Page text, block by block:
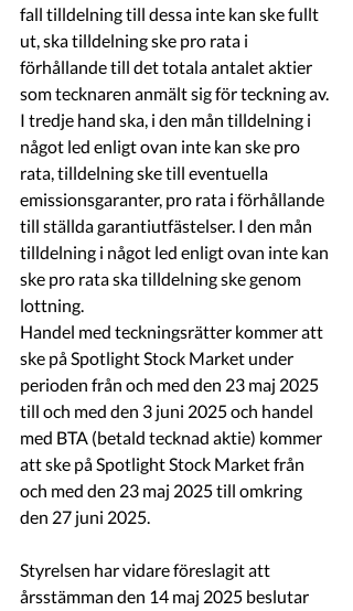
fall tilldelning till dessa inte kan ske fullt
ut, ska tilldelning ske pro rata i
förhållande till det totala antalet aktier
som tecknaren anmält sig för teckning av.
I tredje hand ska, i den mån tilldelning i
något led enligt ovan inte kan ske pro
rata, tilldelning ske till eventuella
emissionsgaranter, pro rata i förhållande
till ställda garantiutfästelser. I den mån
tilldelning i något led enligt ovan inte kan
ske pro rata ska tilldelning ske genom
lottning.
Handel med teckningsrätter kommer att
ske på Spotlight Stock Market under
perioden från och med den 23 maj 2025
till och med den 3 juni 2025 och handel
med BTA (betald tecknad aktie) kommer
att ske på Spotlight Stock Market från
och med den 23 maj 2025 till omkring
den 27 juni 2025.
Styrelsen har vidare föreslagit att
årsstämman den 14 maj 2025 beslutar